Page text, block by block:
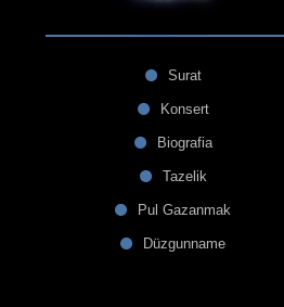
Surat
Konsert
Biografia
Tazelik
Pul Gazanmak
Düzgunname